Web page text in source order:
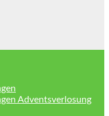
Adventsverlosung